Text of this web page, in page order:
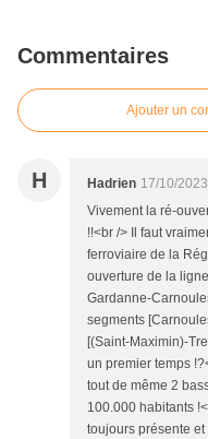
Commentaires
Ajouter un
H Hadrien 17/10/
Vivement la ré-
!!<br /> Il faut
ferroviaire de la
ouverture de la
Gardanne-
segments
[(Saint-Maximin)-
un premier temps
tout de même 2
100.000 habitants
toujours présente